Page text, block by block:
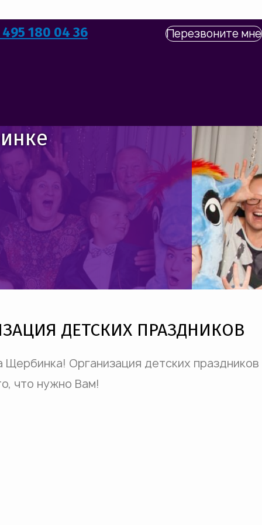
495 180 04 36 Перезвоните мне
ДЕТСКИХ ПРАЗДНИКОВ
Организация детских праздников
что нужно Вам!